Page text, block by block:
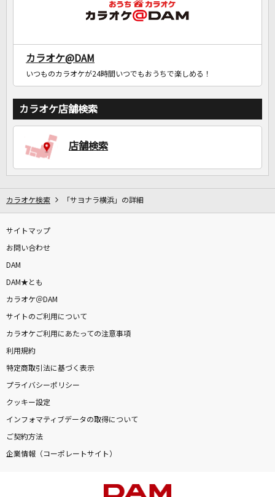
カラオケ@DAM
いつものカラオケが24時間いつでもおうちで楽しめる！
カラオケ店舗検索
店舗検索
カラオケ検索 「サヨナラ横浜」の詳細
サイトマップ
お問い合わせ
DAM
DAM★とも
カラオケ＠DAM
サイトのご利用について
カラオケご利用にあたっての注意事項
利用規約
特定商取引法に基づく表示
プライバシーポリシー
クッキー設定
インフォマティブデータの取得について
ご契約方法
企業情報（コーポレートサイト）